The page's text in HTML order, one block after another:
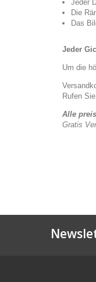
Jeder
Die
Das
Jeder
Um die
Rufen
Alle
Gratis